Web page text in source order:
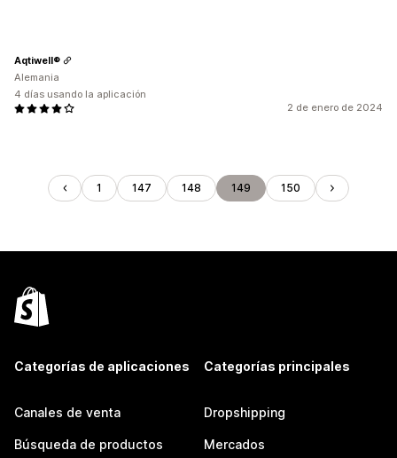
2 de enero de 2024
Aqtiwell®
Alemania
4 días usando la aplicación
1 147 148 149 150
Categorías de aplicaciones
Canales de venta
Búsqueda de productos
Categorías principales
Dropshipping
Mercados